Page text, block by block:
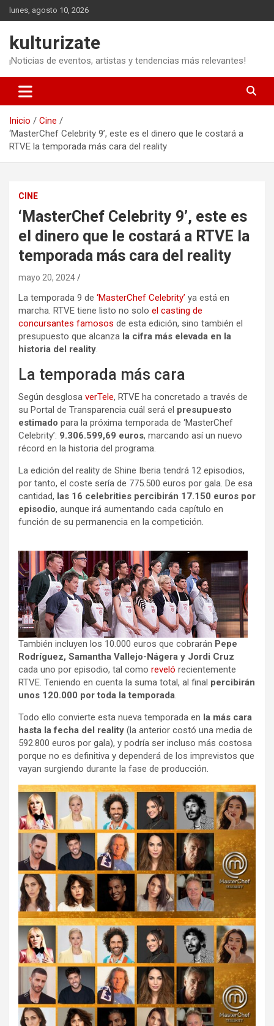
Saltar
al
lunes, agosto 10, 2026
kulturizate
¡Noticias de eventos, artistas y tendencias más relevantes!
Inicio
Cine
‘MasterChef Celebrity 9’, este es el dinero que le costará a
RTVE la temporada más cara del reality
CINE
‘MasterChef Celebrity 9’, este es
el dinero que le costará a RTVE la
temporada más cara del reality
mayo 20, 2024
La temporada 9 de ‘MasterChef Celebrity’ ya está en
marcha. RTVE tiene listo no solo el casting de
concursantes famosos de esta edición, sino también el
presupuesto que alcanza la cifra más elevada en la
historia del reality.
La temporada más cara
Según desglosa verTele, RTVE ha concretado a través de
su Portal de Transparencia cuál será el presupuesto
estimado para la próxima temporada de ‘MasterChef
Celebrity’: 9.306.599,69 euros, marcando así un nuevo
récord en la historia del programa.
La edición del reality de Shine Iberia tendrá 12 episodios,
por tanto, el coste sería de 775.500 euros por gala. De esa
cantidad, las 16 celebrities percibirán 17.150 euros por
episodio, aunque irá aumentando cada capítulo en
función de su permanencia en la competición.
También incluyen los 10.000 euros que cobrarán Pepe
Rodríguez, Samantha Vallejo-Nágera y Jordi Cruz
cada uno por episodio, tal como reveló recientemente
RTVE. Teniendo en cuenta la suma total, al final percibirán
unos 120.000 por toda la temporada.
Todo ello convierte esta nueva temporada en la más cara
hasta la fecha del reality (la anterior costó una media de
592.800 euros por gala), y podría ser incluso más costosa
porque no es definitiva y dependerá de los imprevistos que
vayan surgiendo durante la fase de producción.